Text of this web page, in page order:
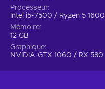
Processeur
Intel i5-7500 / Ryzen 5 1600
Mémoire
12 GB
Graphique
NVIDIA GTX 1060 / RX 580